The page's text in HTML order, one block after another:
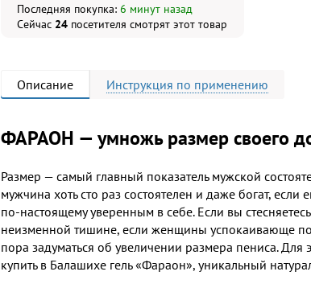
Последняя покупка: 6 минут назад
Сейчас 24 посетителя смотрят этот товар
Описание Инструкция по применению
ФАРАОН — умножь размер своего
Размер — самый главный показатель мужской
мужчина хоть сто раз состоятелен и даже богат,
по-настоящему уверенным в себе. Если вы
неизменной тишине, если женщины успокаивающе
пора задуматься об увеличении размера пениса.
купить в Балашихе гель «Фараон», уникальный